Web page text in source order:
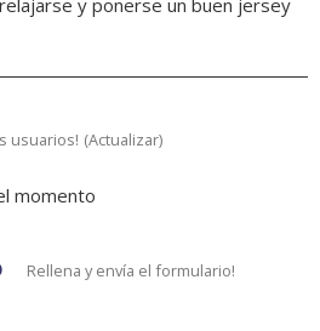
y ponerse un buen jersey
usuarios! (Actualizar)
momento
Rellena y envía el formulario!